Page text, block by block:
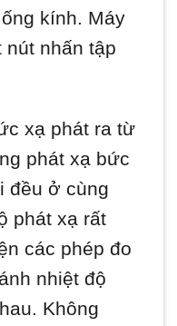
kính. Máy
nút nhấn tập
xạ phát ra từ
phát xạ bức
đều ở cùng
phát xạ rất
các phép đo
nhiệt độ
Không